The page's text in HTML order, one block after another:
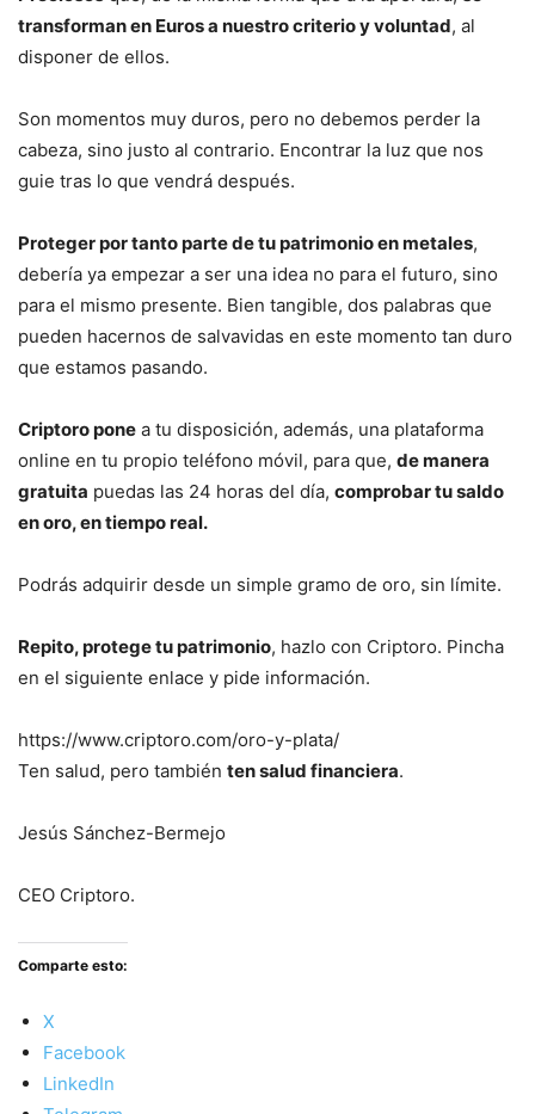
transforman en Euros a nuestro criterio y voluntad, al
disponer de ellos.
Son momentos muy duros, pero no debemos perder la
cabeza, sino justo al contrario. Encontrar la luz que nos
guie tras lo que vendrá después.
Proteger por tanto parte de tu patrimonio en metales,
debería ya empezar a ser una idea no para el futuro, sino
para el mismo presente. Bien tangible, dos palabras que
pueden hacernos de salvavidas en este momento tan duro
que estamos pasando.
Criptoro pone a tu disposición, además, una plataforma
online en tu propio teléfono móvil, para que, de manera
gratuita puedas las 24 horas del día, comprobar tu saldo
en oro, en tiempo real.
Podrás adquirir desde un simple gramo de oro, sin límite.
Repito, protege tu patrimonio, hazlo con Criptoro. Pincha
en el siguiente enlace y pide información.
https://www.criptoro.com/oro-y-plata/
Ten salud, pero también ten salud financiera.
Jesús Sánchez-Bermejo
CEO Criptoro.
Comparte esto:
X
Facebook
LinkedIn